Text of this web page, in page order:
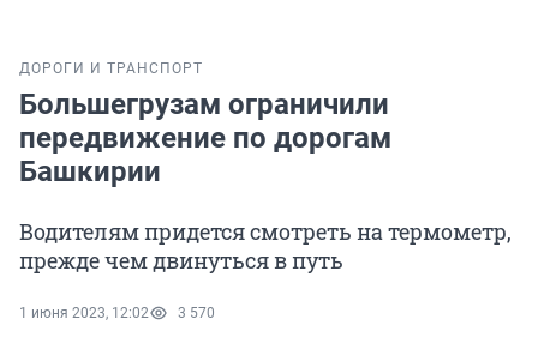
ДОРОГИ И ТРАНСПОРТ
Большегрузам ограничили
передвижение по дорогам
Башкирии
Водителям придется смотреть на термометр,
прежде чем двинуться в путь
1 июня 2023, 12:02 3 570